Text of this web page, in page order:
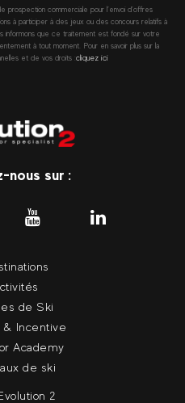
prospection commerciale pour l’envoi d’offres
à participer à des jeux ou des concours relatifs à
informons que ce traitement est fondé sur votre
à tout moment. Pour en savoir plus sur la
et de vos droits :cliquez ici
nous sur :
de Ski
Incentive
Academy
de ski
2